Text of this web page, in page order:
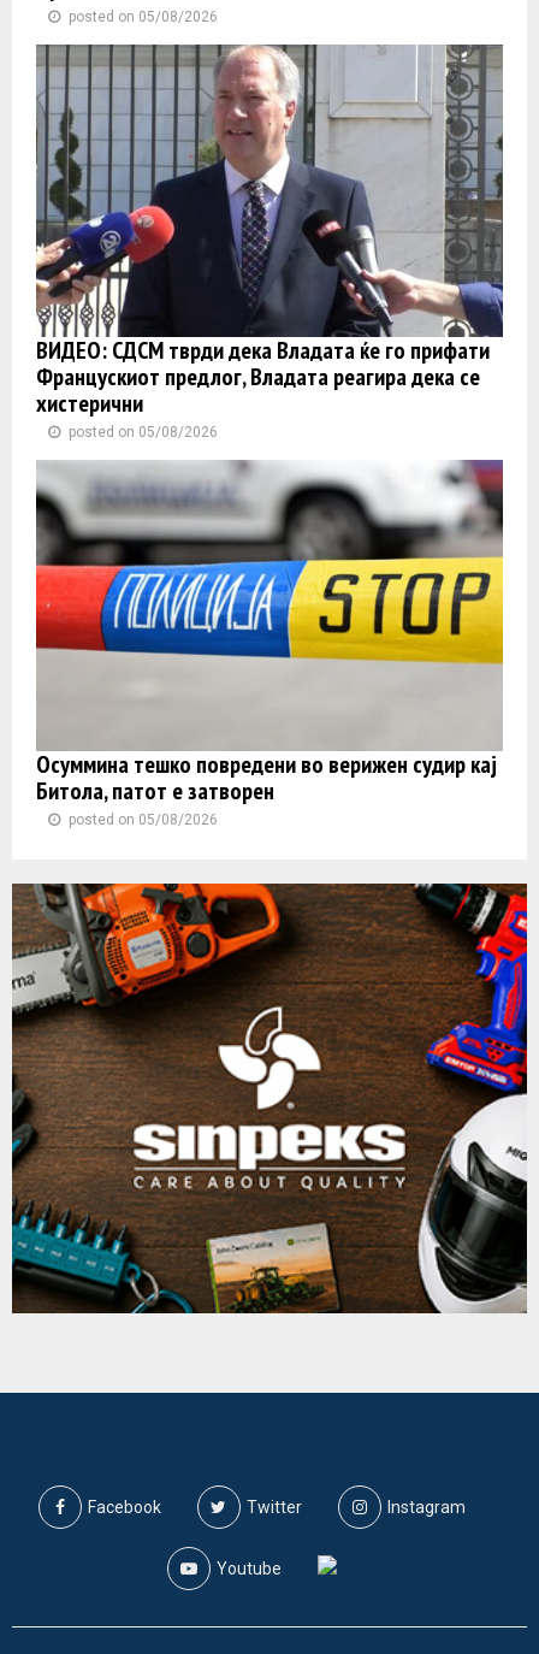
posted on 05/08/2026
ВИДЕО: СДСМ тврди дека Владата ќе го прифати
Францускиот предлог, Владата реагира дека се
хистерични
posted on 05/08/2026
Осуммина тешко повредени во верижен судир кај
Битола, патот е затворен
posted on 05/08/2026
Facebook Twitter Instagram
Youtube